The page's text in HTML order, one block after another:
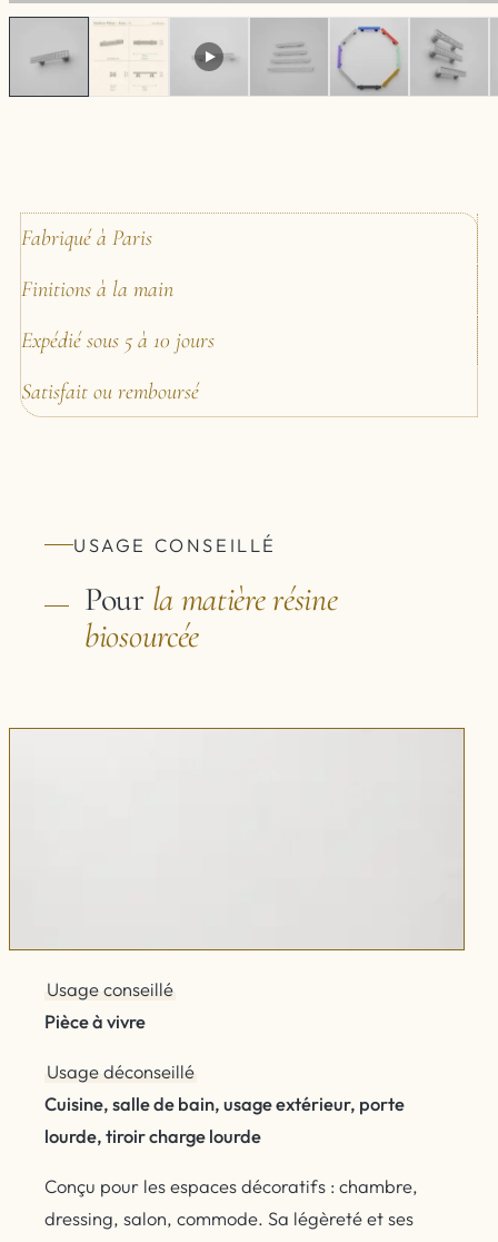
Fabriqué à Paris
Finitions à la main
Expédié sous 5 à 10 jours
Satisfait ou remboursé
USAGE CONSEILLÉ
Pour la matièrerésine
biosourcée
Usage conseillé
Pièce à vivre
Usage déconseillé
Cuisine, salle de bain, usage extérieur, porte
lourde, tiroir charge lourde
Conçu pour les espaces décoratifs : chambre,
dressing, salon, commode. Sa légèreté et ses